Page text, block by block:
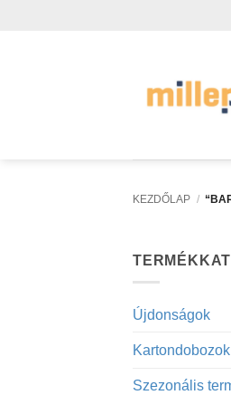
KEZDŐLAP /
Újdonságok
Kartondobozok
Szezonális